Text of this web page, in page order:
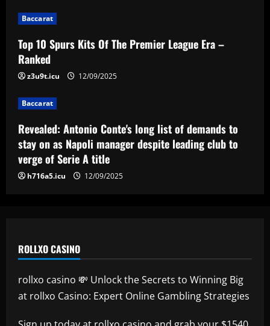
4
Revealed: Antonio Conte's long list of
demands to stay on as Napoli manager
title
5
Reply received as Tottenham make offer
for "special" £47,000-per-week ace
12/09/2025
Baccarat
Top 10 Spurs Kits Of The Premier League Era –
Ranked
z3u9t.icu 12/09/2025
Baccarat
Revealed: Antonio Conte's long list of demands to
stay on as Napoli manager despite leading club to
verge of Serie A title
h716a5.icu 12/09/2025
ROLLXO CASINO
rollxo casino 💸 Unlock the Secrets to Winning Big
at rollxo Casino: Expert Online Gambling Strategies